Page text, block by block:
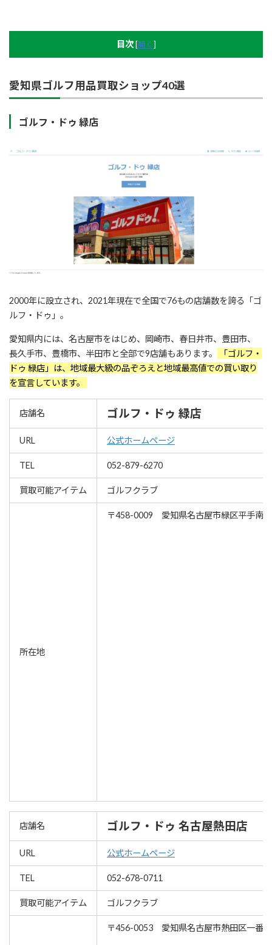
目次 [開く ]
愛知県ゴルフ用品買取ショップ40選
ゴルフ・ドゥ 緑店
2000年に設立され、2021年現在で全国で76もの店舗数を誇る「ゴ
ルフ・ドゥ」。
愛知県内には、名古屋市をはじめ、岡崎市、春日井市、豊田市、
長久手市、豊橋市、半田市と全部で9店舗もあります。
「ゴルフ・
ドゥ 緑店」は、地域最大級の品ぞろえと地域最高値での買い取り
を宣言しています。
店舗名 ゴルフ・ドゥ 緑店
URL 公式ホームページ
TEL 052-879-6270
買取可能アイテム ゴルフクラブ
所在地
〒458-0009 愛知県名古屋市緑区平手南
店舗名 ゴルフ・ドゥ 名古屋熱田店
URL 公式ホームページ
TEL 052-678-0711
買取可能アイテム ゴルフクラブ
〒456-0053 愛知県名古屋市熱田区一番